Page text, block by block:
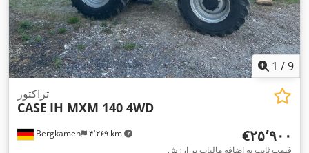
1 /9
Bergkamen ۴٬۲۶۹ km
تراکتور
CASE IH MXM 140 4WD
‎€۲۵٬۹۰۰
قیمت ثابت به اضافه مالیات بر ارزش